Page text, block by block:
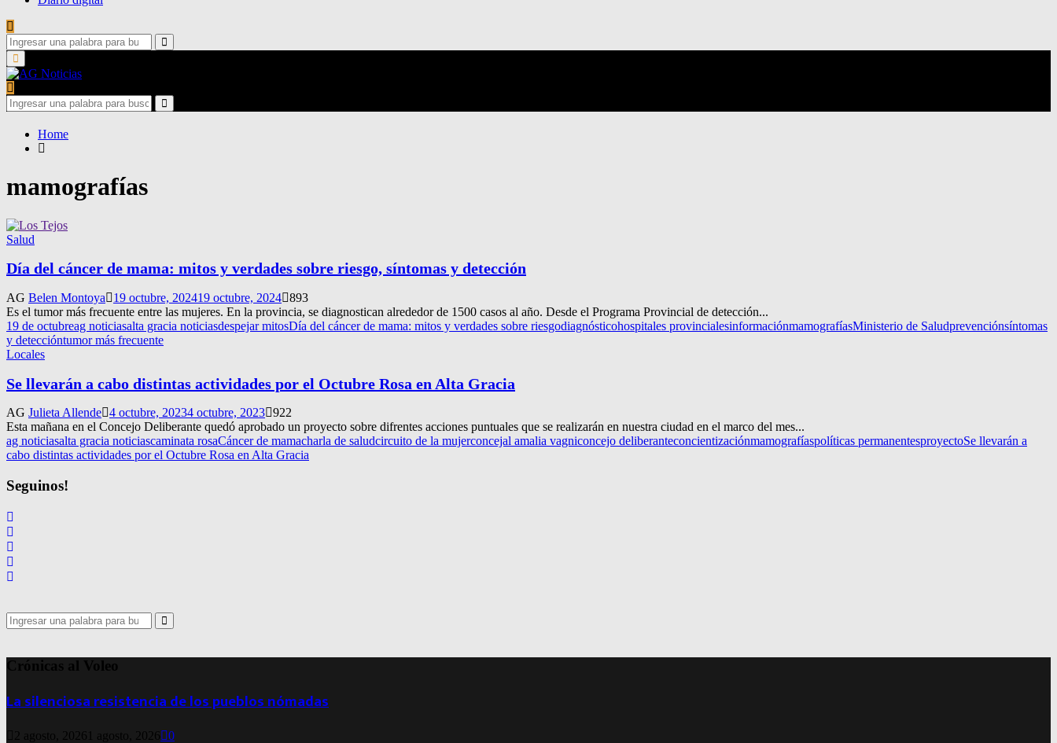
Search
for:
Search
Primary
Menu
Search
for:
Search
Home
mamografías
Salud
Día del cáncer de mama: mitos y verdades sobre riesgo, síntomas y detección
AG Belen Montoya 19 octubre, 202419 octubre, 2024 893
Es el tumor más frecuente entre las mujeres. En la provincia, se diagnostican alrededor de 1500 casos al año. Desde el Programa Provincial de detección...
19 de octubreag noticiasalta gracia noticiasdespejar mitosDía del cáncer de mama: mitos y verdades sobre riesgodiagnósticohospitales provincialesinformaciónmamografíasMinisterio de Saludprevenciónsíntomas
y deteccióntumor más frecuente
Locales
Se llevarán a cabo distintas actividades por el Octubre Rosa en Alta Gracia
AG Julieta Allende 4 octubre, 20234 octubre, 2023 922
Esta mañana en el Concejo Deliberante quedó aprobado un proyecto sobre difrentes acciones puntuales que se realizarán en nuestra ciudad en el marco del mes...
ag noticiasalta gracia noticiascaminata rosaCáncer de mamacharla de saludcircuito de la mujerconcejal amalia vagniconcejo deliberanteconcientizaciónmamografíaspolíticas permanentesproyectoSe llevarán a
cabo distintas actividades por el Octubre Rosa en Alta Gracia
Seguinos!
Search
for:
Search
Crónicas al Voleo
La silenciosa resistencia de los pueblos nómadas
2 agosto, 2026 1 agosto, 2026 0